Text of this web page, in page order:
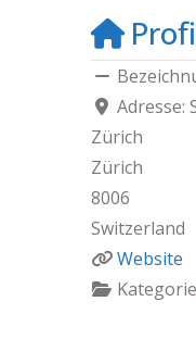
Adresse:
Zürich
Zürich
8006
Switzerland
Website